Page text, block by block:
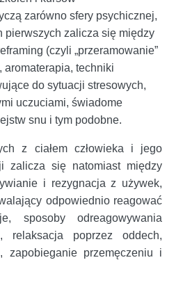
zarówno sfery psychicznej,
pierwszych zalicza się między
(czyli „przeramowanie”
aromaterapia, techniki
do sytuacji stresowych,
uczuciami, świadome
snu i tym podobne.
z ciałem człowieka i jego
zalicza się natomiast między
i rezygnacja z używek,
odpowiednio reagować
sposoby odreagowywania
relaksacja poprzez oddech,
zapobieganie przemęczeniu i